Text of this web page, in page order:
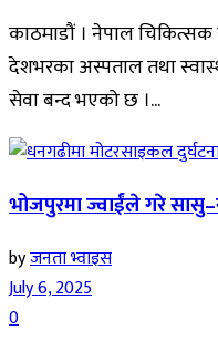
काठमाडौं । नेपाल
देशभरका अस्पताल तथा
सेवा बन्द भएको छ ।...
भोजपुरमा ज्वाईंले गरे
byजनता भ्वाइस
July 6, 2025
0